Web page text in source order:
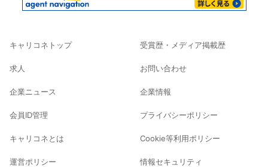
キャリコネトップ
求人
企業ニュース
会員ID管理
キャリコネとは
運営ポリシー
受賞歴・メディア掲載歴
お問い合わせ
企業情報
プライバシーポリシー
Cookie等利用ポリシー
情報セキュリティ